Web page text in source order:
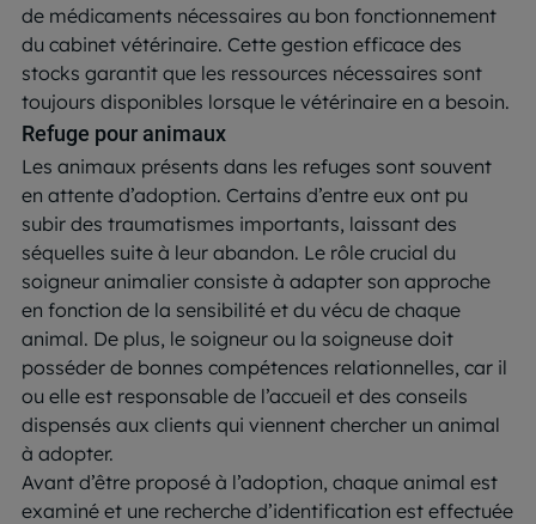
de médicaments nécessaires au bon fonctionnement
du cabinet vétérinaire. Cette gestion efficace des
stocks garantit que les ressources nécessaires sont
toujours disponibles lorsque le vétérinaire en a besoin.
Refuge pour animaux
Les animaux présents dans les refuges sont souvent
en attente d’adoption. Certains d’entre eux ont pu
subir des traumatismes importants, laissant des
séquelles suite à leur abandon. Le rôle crucial du
soigneur animalier consiste à adapter son approche
en fonction de la sensibilité et du vécu de chaque
animal. De plus, le soigneur ou la soigneuse doit
posséder de bonnes compétences relationnelles, car il
ou elle est responsable de l’accueil et des conseils
dispensés aux clients qui viennent chercher un animal
à adopter.
Avant d’être proposé à l’adoption, chaque animal est
examiné et une recherche d’identification est effectuée